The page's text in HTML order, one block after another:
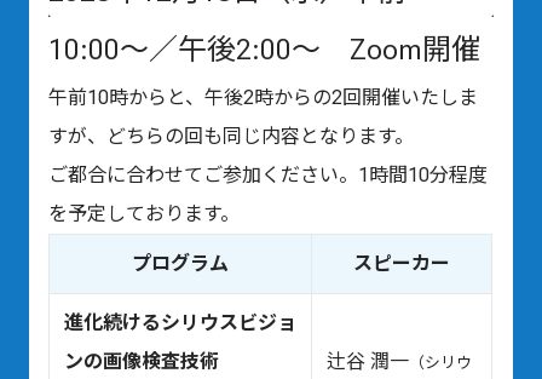
10:00〜／午後2:00〜 Zoom開催
午前10時からと、午後2時からの2回開催いたしま
すが、どちらの回も同じ内容となります。
ご都合に合わせてご参加ください。1時間10分程度
を予定しております。
プログラム スピーカー
進化続けるシリウスビジョ
ンの画像検査技術
辻谷 潤一 （シリウ